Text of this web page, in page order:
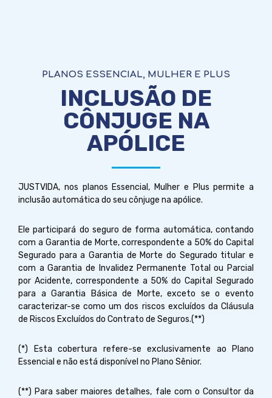
PLANOS ESSENCIAL, MULHER E PLUS
INCLUSÃO DE
CÔNJUGE NA
APÓLICE
JUSTVIDA, nos planos Essencial, Mulher e Plus permite a
inclusão automática do seu cônjuge na apólice.
Ele participará do seguro de forma automática, contando
com a Garantia de Morte, correspondente a 50% do Capital
Segurado para a Garantia de Morte do Segurado titular e
com a Garantia de Invalidez Permanente Total ou Parcial
por Acidente, correspondente a 50% do Capital Segurado
para a Garantia Básica de Morte, exceto se o evento
caracterizar-se como um dos riscos excluídos da Cláusula
de Riscos Excluídos do Contrato de Seguros.(**)
(*) Esta cobertura refere-se exclusivamente ao Plano
Essencial e não está disponível no Plano Sênior.
(**) Para saber maiores detalhes, fale com o Consultor da